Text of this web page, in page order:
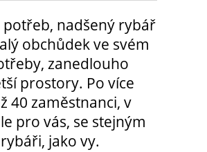
potřeb, nadšený rybář
obchůdek ve svém
zanedlouho
prostory. Po více
40 zaměstnanci, v
pro vás, se stejným
jako vy.